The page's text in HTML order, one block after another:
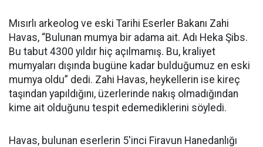
Mısırlı arkeolog ve eski Tarihi Eserler Bakanı Zahi
Havas, “Bulunan mumya bir adama ait. Adı Heka Şibs.
Bu tabut 4300 yıldır hiç açılmamış. Bu, kraliyet
mumyaları dışında bugüne kadar bulduğumuz en eski
mumya oldu” dedi. Zahi Havas, heykellerin ise kireç
taşından yapıldığını, üzerlerinde nakış olmadığından
kime ait olduğunu tespit edemediklerini söyledi.
Havas, bulunan eserlerin 5'inci Firavun Hanedanlığı